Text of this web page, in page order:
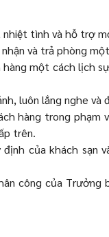
nhiệt tình và hỗ trợ
và trả phòng
một cách lịch
luôn lắng nghe và
hàng trong phạm
trên.
của khách sạn
công của Trưởng